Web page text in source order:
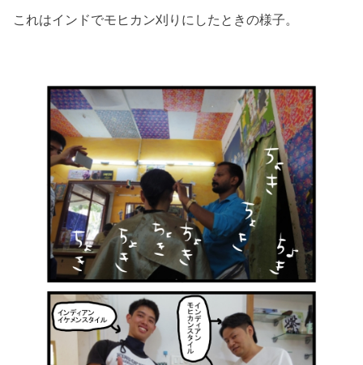
これはインドでモヒカン刈りにしたときの様子。